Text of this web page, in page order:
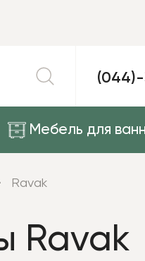
Мебель для
Ravak
Ravak